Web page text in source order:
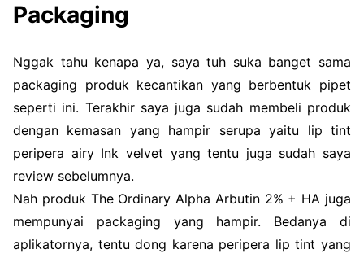
Packaging
Nggak tahu kenapa ya, saya tuh suka banget sama
packaging produk kecantikan yang berbentuk pipet
seperti ini. Terakhir saya juga sudah membeli produk
dengan kemasan yang hampir serupa yaitu lip tint
peripera airy Ink velvet yang tentu juga sudah saya
review sebelumnya.
Nah produk The Ordinary Alpha Arbutin 2% + HA juga
mempunyai packaging yang hampir. Bedanya di
aplikatornya, tentu dong karena peripera lip tint yang